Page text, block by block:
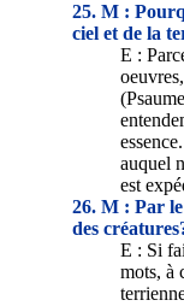
25. M :
ciel et de la
E :
auquel
est
26. M : Par
des
E : Si
mots, à